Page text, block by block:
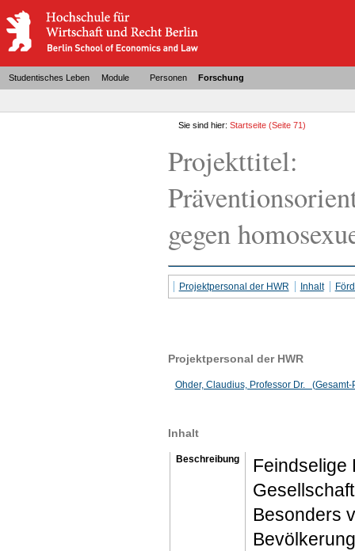
Studentisches Leben Module Personen Forschung
Sie sind hier:Startseite (Seite 71)
Projekttitel:
gegen
Projektpersonal der HWR Inhalt
Projektpersonal der HWR
Ohder, Claudius, Professor Dr.
Inhalt
Beschreibung
Feindselige
Besonders